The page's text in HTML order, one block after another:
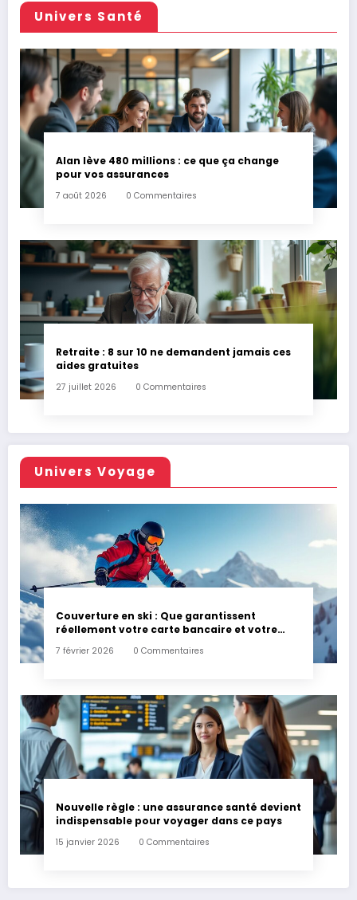
Univers Santé
Alan lève 480 millions : ce que ça change
pour vos assurances
7 août 2026 0 Commentaires
Retraite : 8 sur 10 ne demandent jamais ces
aides gratuites
27 juillet 2026 0 Commentaires
Univers Voyage
Couverture en ski : Que garantissent
réellement votre carte bancaire et votre
7 février 2026 0 Commentaires
Nouvelle règle : une assurance santé devient
indispensable pour voyager dans ce pays
15 janvier 2026 0 Commentaires